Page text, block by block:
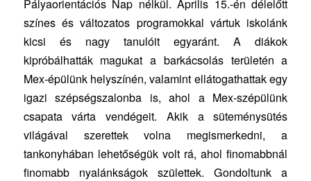
Pályaorientációs Nap nélkül. Április 15.-én délelőtt
színes és változatos programokkal vártuk iskolánk
kicsi és nagy tanulóit egyaránt. A diákok
kipróbálhatták magukat a barkácsolás területén a
Mex-épülünk helyszínén, valamint ellátogathattak egy
igazi szépségszalonba is, ahol a Mex-szépülünk
csapata várta vendégeit. Akik a süteménysütés
világával szerettek volna megismerkedni, a
tankonyhában lehetőségük volt rá, ahol finomabbnál
finomabb nyalánkságok születtek. Gondoltunk a